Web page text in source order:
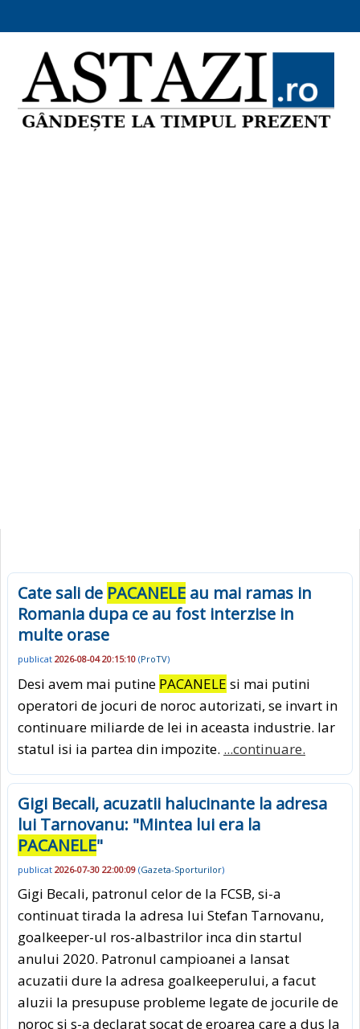
Cate sali de PACANELE au mai ramas in
Romania dupa ce au fost interzise in
multe orase
publicat 2026-08-04 20:15:10 (ProTV)
Desi avem mai putine PACANELE si mai putini
operatori de jocuri de noroc autorizati, se invart in
continuare miliarde de lei in aceasta industrie. Iar
statul isi ia partea din impozite. ...continuare.
Gigi Becali, acuzatii halucinante la adresa
lui Tarnovanu: "Mintea lui era la
PACANELE"
publicat 2026-07-30 22:00:09 (Gazeta-Sporturilor)
Gigi Becali, patronul celor de la FCSB, si-a
continuat tirada la adresa lui Stefan Tarnovanu,
goalkeeper-ul ros-albastrilor inca din startul
anului 2020. Patronul campioanei a lansat
acuzatii dure la adresa goalkeeperului, a facut
aluzii la presupuse probleme legate de jocurile de
noroc si s-a declarat socat de eroarea care a dus la